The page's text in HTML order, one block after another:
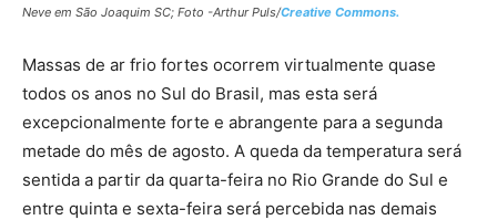
Neve em São Joaquim SC; Foto -Arthur Puls/Creative Commons.
Massas de ar frio fortes ocorrem virtualmente quase
todos os anos no Sul do Brasil, mas esta será
excepcionalmente forte e abrangente para a segunda
metade do mês de agosto. A queda da temperatura será
sentida a partir da quarta-feira no Rio Grande do Sul e
entre quinta e sexta-feira será percebida nas demais